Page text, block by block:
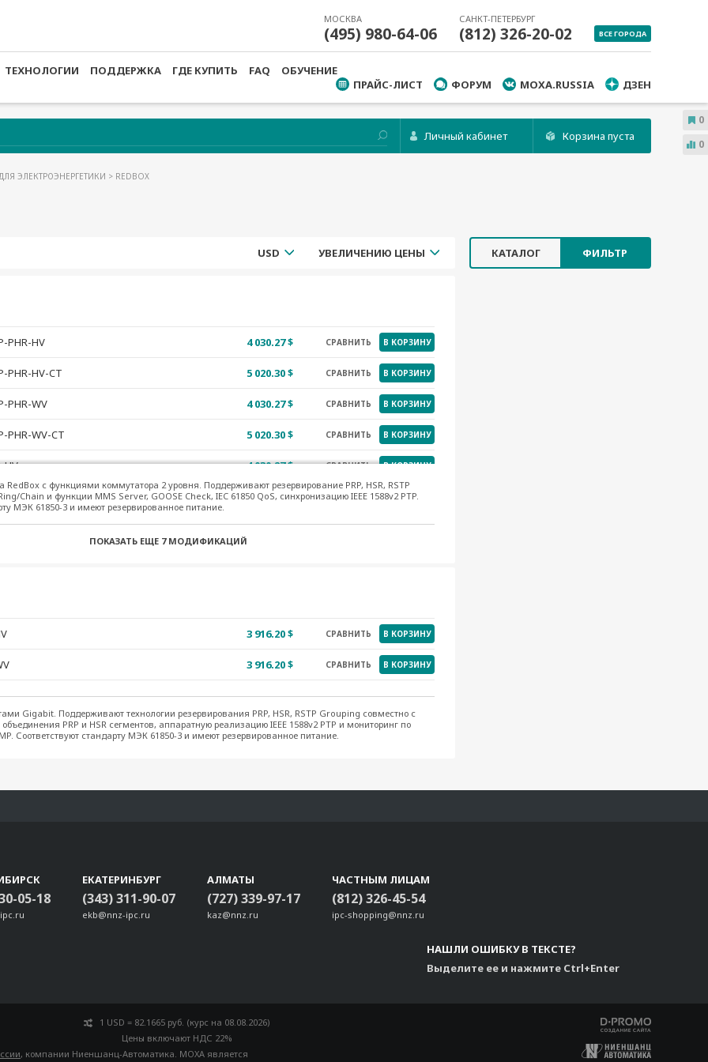
МОСКВА
(495) 980-64-06
САНКТ-ПЕТЕРБУРГ
(812) 326-20-02 ВСЕ ГОРОДА
ТЕХНОЛОГИИ ПОДДЕРЖКА ГДЕ КУПИТЬ FAQ
ОБУЧЕНИЕ
ПРАЙС-ЛИСТ
ФОРУМ MOXA.RUSSIA ДЗЕН
Личный кабинет Корзина пуста
ЭЛЕКТРОЭНЕРГЕТИКИ > REDBOX
КАТАЛОГ ФИЛЬТР
USD УВЕЛИЧЕНИЮ ЦЕНЫ
PHR-HV 4 030.27 $ СРАВНИТЬ В КОРЗИНУ
PHR-HV-CT 5 020.30 $ СРАВНИТЬ В КОРЗИНУ
PHR-WV 4 030.27 $ СРАВНИТЬ В КОРЗИНУ
PHR-WV-CT 5 020.30 $ СРАВНИТЬ В КОРЗИНУ
HV 4 030.27 $ СРАВНИТЬ В КОРЗИНУ
HV-CT 5 020.30 $ СРАВНИТЬ В КОРЗИНУ
WV 4 030.27 $ СРАВНИТЬ В КОРЗИНУ
RedBox с функциями коммутатора 2 уровня. Поддерживают резервирование PRP, HSR, RSTP
Chain и функции MMS Server, GOOSE Check, IEC 61850 QoS, синхронизацию IEEE 1588v2 PTP.
МЭК 61850-3 и имеют резервированное питание.
ПОКАЗАТЬ ЕЩЕ7 МОДИФИКАЦИЙ
3 916.20 $ СРАВНИТЬ В КОРЗИНУ
3 916.20 $ СРАВНИТЬ В КОРЗИНУ
Gigabit. Поддерживают технологии резервирования PRP, HSR, RSTP Grouping совместно с
PRP и HSR сегментов, аппаратную реализацию IEEE 1588v2 PTP и мониторинг по
Соответствуют стандарту МЭК 61850-3 и имеют резервированное питание.
05-18
ЕКАТЕРИНБУРГ
(343) 311-90-07
ekb@nnz-ipc.ru
АЛМАТЫ
(727) 339-97-17
kaz@nnz.ru
ЧАСТНЫМ ЛИЦАМ
(812) 326-45-54
ipc-shopping@nnz.ru
НАШЛИ ОШИБКУ В ТЕКСТЕ?
Выделите ее и нажмите Ctrl+Enter
1 USD = 82.1665 руб. (курс на 08.08.2026)
Цены включают НДС 22%
, компании Ниеншанц-Автоматика. MOXA является
0
0